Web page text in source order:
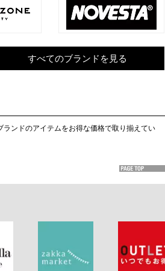
すべてのブランドを見る
ンドのアイテムをお得な価格で取り揃えてい